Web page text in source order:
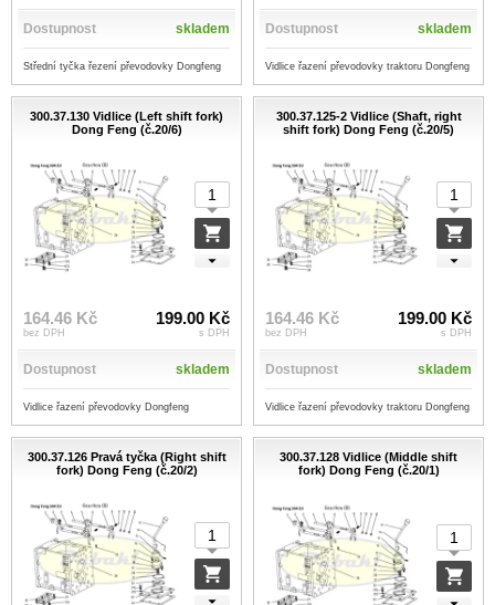
Dostupnost skladem
Střední tyčka řezení převodovky Dongfeng
Dostupnost skladem
Vidlice řazení převodovky traktoru Dongfeng
300.37.130 Vidlice (Left shift fork)
Dong Feng (č.20/6)
164.46 Kč
bez DPH
199.00 Kč
s DPH
Dostupnost skladem
Vidlice řazení převodovky Dongfeng
300.37.125-2 Vidlice (Shaft, right
shift fork) Dong Feng (č.20/5)
164.46 Kč
bez DPH
199.00 Kč
s DPH
Dostupnost skladem
Vidlice řazení převodovky traktoru Dongfeng
300.37.126 Pravá tyčka (Right shift
fork) Dong Feng (č.20/2)
300.37.128 Vidlice (Middle shift
fork) Dong Feng (č.20/1)